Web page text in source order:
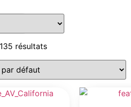
résultats